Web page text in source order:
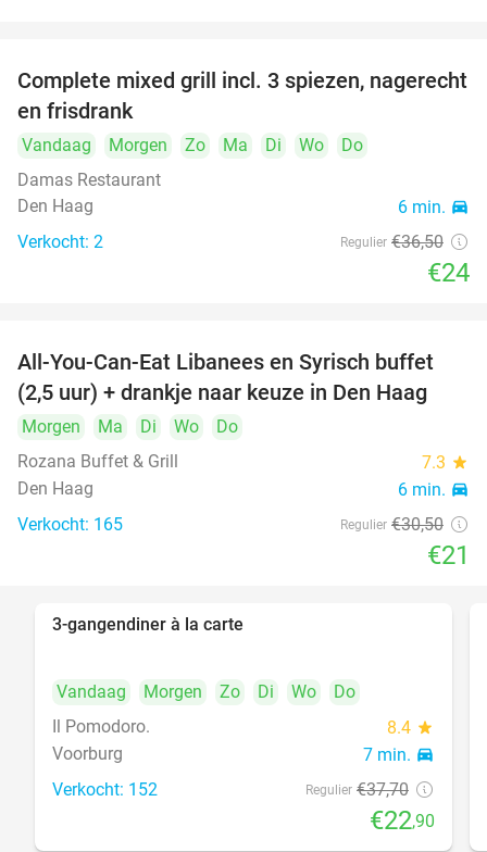
food
food
34%
Complete mixed grill incl. 3 spiezen, nagerecht
en frisdrank
Vandaag Morgen Zo Ma Di Wo
Do
Damas Restaurant
Den Haag
6 min. directions_car
Verkocht: 2 Regulier €36,50
€24
31%
All-You-Can-Eat Libanees en Syrisch buffet
(2,5 uur) + drankje naar keuze in Den Haag
Morgen Ma Di Wo
Do
Rozana Buffet & Grill
7.3 star
Den Haag 6 min. directions_car
Verkocht: 165 Regulier €30,50
€21
3-gangendiner à la carte
Vandaag Morgen Zo Di Wo
Do
Il Pomodoro.
8.4 star
Voorburg 7 min. directions_car
Verkocht: 152 Regulier €37,70
€22,90